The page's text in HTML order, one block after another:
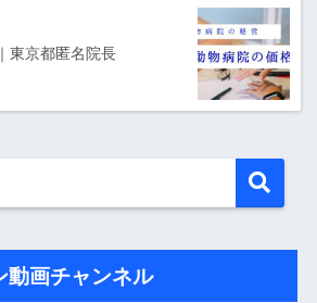
東京都匿名院長
動画チャンネル